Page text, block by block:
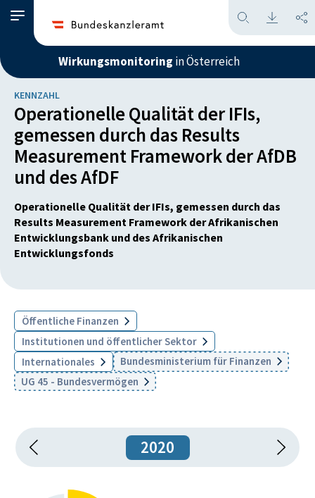
Wirkungsmonitoring in Österreich
KENNZAHL
Operationelle Qualität der IFIs,
gemessen durch das Results
Measurement Framework der AfDB
und des AfDF
Operationelle Qualität der IFIs, gemessen durch das
Results Measurement Framework der Afrikanischen
Entwicklungsbank und des Afrikanischen
Entwicklungsfonds
Öffentliche Finanzen
Institutionen und öffentlicher Sektor
Internationales
Bundesministerium für Finanzen
UG 45 - Bundesvermögen
2020